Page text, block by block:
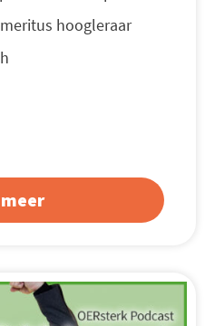
hoogleraar